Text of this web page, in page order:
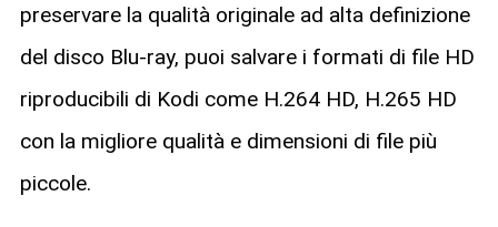
preservare la qualità originale ad alta definizione
del disco Blu-ray, puoi salvare i formati di file HD
riproducibili di Kodi come H.264 HD, H.265 HD
con la migliore qualità e dimensioni di file più
piccole.